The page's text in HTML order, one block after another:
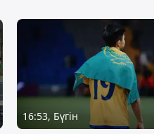
16:53, Бүгін